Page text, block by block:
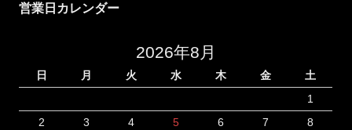
営業日カレンダー
2026年8月
日 月 火 水 木 金
土
1
2
3 4 5 6 7
8